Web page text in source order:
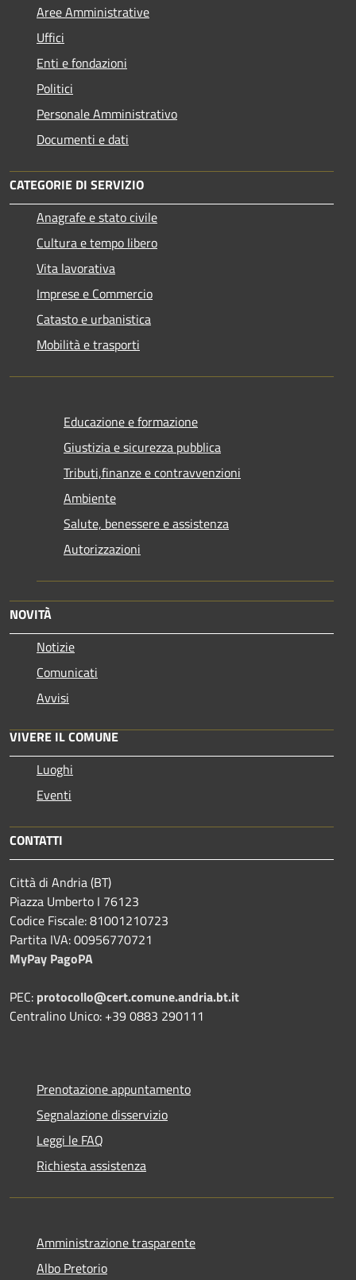
Aree Amministrative
Uffici
Enti e fondazioni
Politici
Personale Amministrativo
Documenti e dati
CATEGORIE DI SERVIZIO
Anagrafe e stato civile
Cultura e tempo libero
Vita lavorativa
Imprese e Commercio
Catasto e urbanistica
Mobilità e trasporti
Educazione e formazione
Giustizia e sicurezza pubblica
Tributi,finanze e contravvenzioni
Ambiente
Salute, benessere e assistenza
Autorizzazioni
NOVITÀ
Notizie
Comunicati
Avvisi
VIVERE IL COMUNE
Luoghi
Eventi
CONTATTI
Città di Andria (BT)
Piazza Umberto I 76123
Codice Fiscale: 81001210723
Partita IVA: 00956770721
MyPay PagoPA
PEC: protocollo@cert.comune.andria.bt.it
Centralino Unico: +39 0883 290111
Prenotazione appuntamento
Segnalazione disservizio
Leggi le FAQ
Richiesta assistenza
Amministrazione trasparente
Albo Pretorio